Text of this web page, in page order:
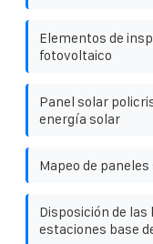
Elementos de
fotovoltaico
Panel solar
energía solar
Mapeo de
Disposición de
estaciones base